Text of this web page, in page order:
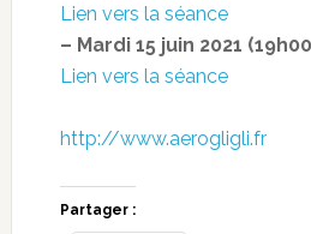
Lien vers la séance
– Mardi 15 juin 2021
Lien vers la séance
http://www.aerogligli.fr
Partager :